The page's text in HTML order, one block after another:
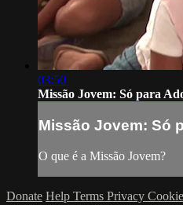
03:50
Missão Jovem: Só para
Missão Jovem: Só
O que é a Missão Jovem?
Donate Help Terms Privacy